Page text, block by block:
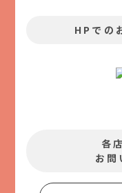
HPでの
各
お問